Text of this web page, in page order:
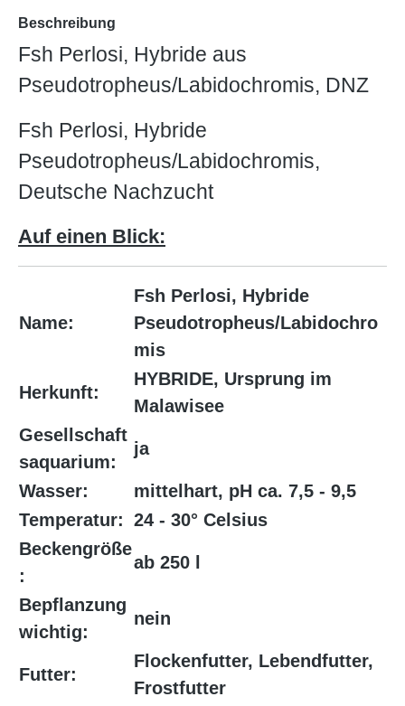
Beschreibung
Fsh Perlosi, Hybride aus
Pseudotropheus/Labidochromis, DNZ
Fsh Perlosi, Hybride
Pseudotropheus/Labidochromis,
Deutsche Nachzucht
Auf einen Blick:
Name:
Fsh Perlosi, Hybride
Pseudotropheus/Labidochro
mis
Herkunft:
HYBRIDE, Ursprung im
Malawisee
Gesellschaft
saquarium:
ja
Wasser:
mittelhart, pH ca. 7,5 - 9,5
Temperatur: 24 - 30° Celsius
Beckengröße
:
ab 250 l
Bepflanzung
wichtig:
nein
Futter:
Flockenfutter, Lebendfutter,
Frostfutter